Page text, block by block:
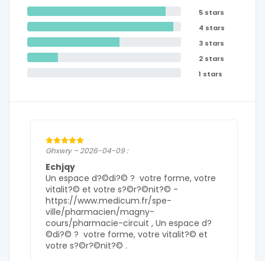
5 stars
4 stars
3 stars
2 stars
1 stars
Ghxwry – 2026-04-09 :
Echjqy
Un espace d?©di?© ? votre forme, votre
vitalit?© et votre s?©r?©nit?© -
https://www.medicum.fr/spe-
ville/pharmacien/magny-
cours/pharmacie-circuit , Un espace d?
©di?© ? votre forme, votre vitalit?© et
votre s?©r?©nit?© .